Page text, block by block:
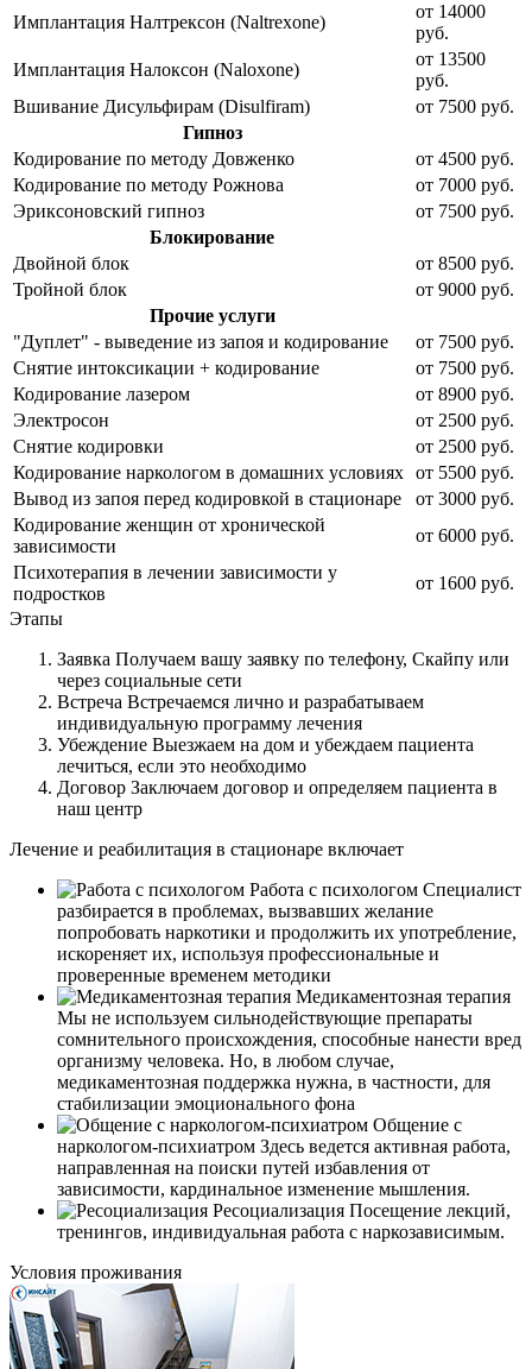
Имплантация Налтрексон (Naltrexone)
от 14000
руб.
Имплантация Налоксон (Naloxone)
от 13500
руб.
Вшивание Дисульфирам (Disulfiram)
от 7500 руб.
Гипноз
Кодирование по методу Довженко
от 4500 руб.
Кодирование по методу Рожнова
от 7000 руб.
Эриксоновский гипноз
от 7500 руб.
Блокирование
Двойной блок
от 8500 руб.
Тройной блок
от 9000 руб.
Прочие услуги
"Дуплет" - выведение из запоя и кодирование
от 7500 руб.
Снятие интоксикации + кодирование
от 7500 руб.
Кодирование лазером
от 8900 руб.
Электросон
от 2500 руб.
Снятие кодировки
от 2500 руб.
Кодирование наркологом в домашних условиях от 5500 руб.
Вывод из запоя перед кодировкой в стационаре
от 3000 руб.
Кодирование женщин от хронической
зависимости
от 6000 руб.
Психотерапия в лечении зависимости у
подростков
от 1600 руб.
Этапы
Заявка Получаем вашу заявку по телефону, Скайпу или
через социальные сети
Встреча Встречаемся лично и разрабатываем
индивидуальную программу лечения
Убеждение Выезжаем на дом и убеждаем пациента
лечиться, если это необходимо
Договор Заключаем договор и определяем пациента в
наш центр
Лечение и реабилитация в стационаре включает
Работа с психологом Специалист
разбирается в проблемах, вызвавших желание
попробовать наркотики и продолжить их употребление,
искореняет их, используя профессиональные и
проверенные временем методики
Медикаментозная терапия
Мы не используем сильнодействующие препараты
сомнительного происхождения, способные нанести вред
организму человека. Но, в любом случае,
медикаментозная поддержка нужна, в частности, для
стабилизации эмоционального фона
Общение с
наркологом-психиатром Здесь ведется активная работа,
направленная на поиски путей избавления от
зависимости, кардинальное изменение мышления.
Ресоциализация Посещение лекций,
тренингов, индивидуальная работа с наркозависимым.
Условия проживания